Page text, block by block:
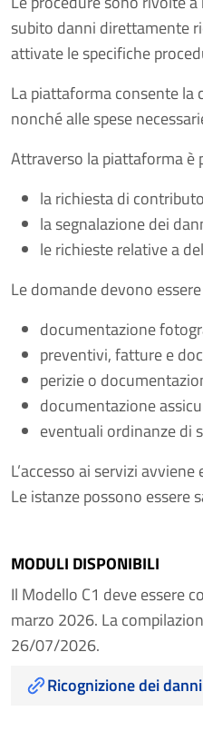
subito danni direttamente
attivate le specifiche
La piattaforma consente la
nonché alle spese
Attraverso la piattaforma è
la richiesta di
la segnalazione dei
le richieste relative a
Le domande devono
documentazione
preventivi, fatture e
perizie o
documentazione
eventuali ordinanze di
L’accesso ai servizi
Le istanze possono essere
MODULI DISPONIBILI
Il Modello C1 deve essere
marzo 2026. La
26/07/2026.
Ricognizione dei